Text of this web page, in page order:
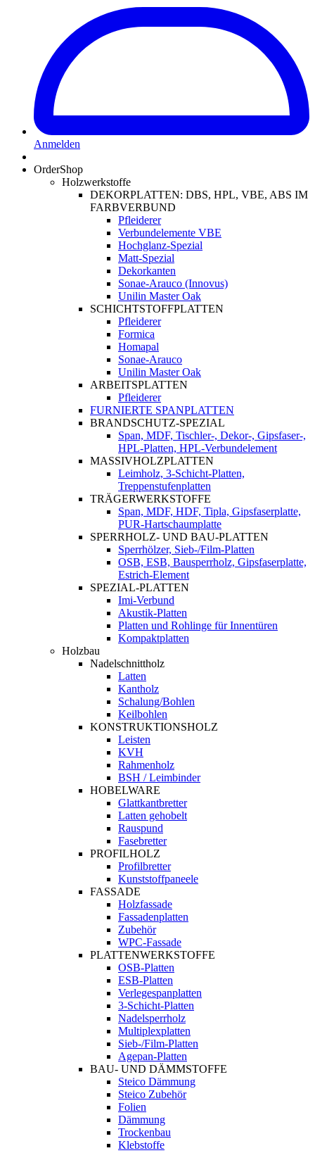
Anmelden
OrderShop
Holzwerkstoffe
DEKORPLATTEN: DBS, HPL, VBE, ABS IM
FARBVERBUND
Pfleiderer
Verbundelemente VBE
Hochglanz-Spezial
Matt-Spezial
Dekorkanten
Sonae-Arauco (Innovus)
Unilin Master Oak
SCHICHTSTOFFPLATTEN
Pfleiderer
Formica
Homapal
Sonae-Arauco
Unilin Master Oak
ARBEITSPLATTEN
Pfleiderer
FURNIERTE SPANPLATTEN
BRANDSCHUTZ-SPEZIAL
Span, MDF, Tischler-, Dekor-, Gipsfaser-,
HPL-Platten, HPL-Verbundelement
MASSIVHOLZPLATTEN
Leimholz, 3-Schicht-Platten,
Treppenstufenplatten
TRÄGERWERKSTOFFE
Span, MDF, HDF, Tipla, Gipsfaserplatte,
PUR-Hartschaumplatte
SPERRHOLZ- UND BAU-PLATTEN
Sperrhölzer, Sieb-/Film-Platten
OSB, ESB, Bausperrholz, Gipsfaserplatte,
Estrich-Element
SPEZIAL-PLATTEN
Imi-Verbund
Akustik-Platten
Platten und Rohlinge für Innentüren
Kompaktplatten
Holzbau
Nadelschnittholz
Latten
Kantholz
Schalung/Bohlen
Keilbohlen
KONSTRUKTIONSHOLZ
Leisten
KVH
Rahmenholz
BSH / Leimbinder
HOBELWARE
Glattkantbretter
Latten gehobelt
Rauspund
Fasebretter
PROFILHOLZ
Profilbretter
Kunststoffpaneele
FASSADE
Holzfassade
Fassadenplatten
Zubehör
WPC-Fassade
PLATTENWERKSTOFFE
OSB-Platten
ESB-Platten
Verlegespanplatten
3-Schicht-Platten
Nadelsperrholz
Multiplexplatten
Sieb-/Film-Platten
Agepan-Platten
BAU- UND DÄMMSTOFFE
Steico Dämmung
Steico Zubehör
Folien
Dämmung
Trockenbau
Klebstoffe